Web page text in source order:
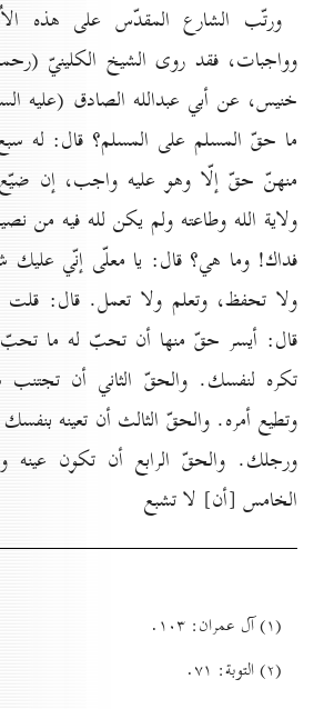
ورتّب الشارع المقدّس على هذه
وواجبات، فقد روى الشيخ الكلينيّ
خنيس، عن أبي عبدالله الصادق (عليه
ما حقّ المسلم على المسلم؟ قال: له
منهنّ حقّ إلّا وهو عليه واجب، إن
ولاية الله وطاعته ولم يكن لله فيه
فداك! وما هي؟ قال: يا معلّى إنّي
ولا تحفظ، وتعلم ولا تعمل. قال: قلت
قال: أيسر حقّ منها أن تحبّ له ما
تكره لنفسك. والحقّ الثاني أن تجتنب
وتطيع أمره. والحقّ الثالث أن تعينه
ورجلك. والحقّ الرابع أن تكون عينه
الخامس [أن] لا تشبع
(۱) آل عمران: ۱٠۳.
(۲) التوبة: ۷۱.